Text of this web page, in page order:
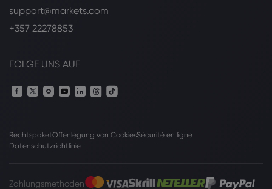
support@markets.com
+357 22278853
FOLGE UNS AUF
RechtspaketOffenlegung von CookiesSécurité en ligne
Datenschutzrichtlinie
Zahlungsmethoden